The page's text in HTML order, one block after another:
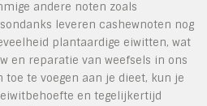
andere noten zoals
leveren cashewnoten nog
plantaardige eiwitten, wat
en reparatie van weefsels in ons
toe te voegen aan je dieet, kun je
en tegelijkertijd